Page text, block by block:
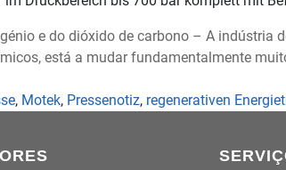
e do dióxido de carbono – A
está a mudar fundamentalmente
, Motek, Pressenotiz, regenerativen